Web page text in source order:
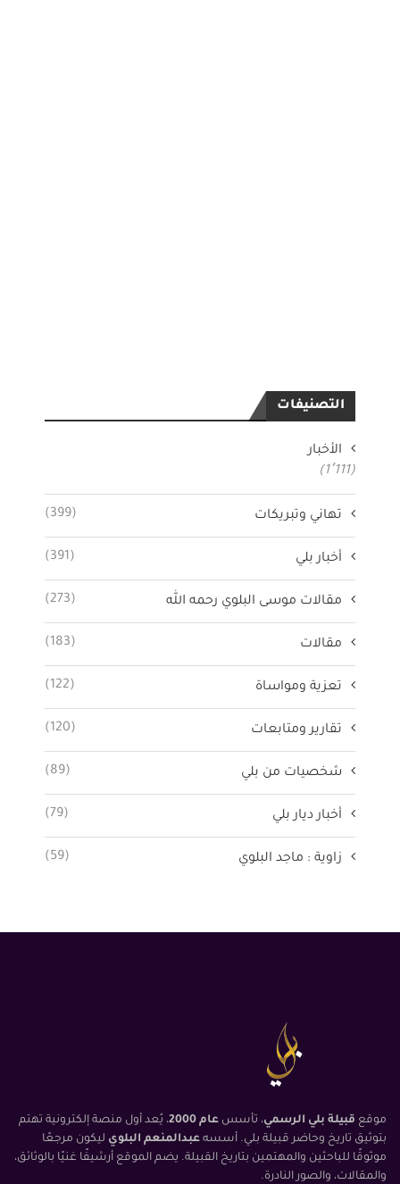
التصنيفات
الأخبار
(1٬111)
تهاني وتبريكات (399)
أخبار بلي (391)
مقالات موسى البلوي رحمه الله (273)
مقالات (183)
تعزية ومواساة (122)
تقارير ومتابعات (120)
شخصيات من بلي (89)
أخبار ديار بلي (79)
زاوية : ماجد البلوي (59)
موقع قبيلة بلي الرسمي، تأسس عام 2000
، يُعد أول منصة إلكترونية تهتم
بتوثيق تاريخ وحاضر قبيلة بلي. أسسه عبدالمنعم البلوي ليكون مرجعًا
موثوقًا للباحثين والمهتمين بتاريخ القبيلة. يضم الموقع أرشيفًا غنيًا بالوثائق،
والمقالات، والصور النادرة.